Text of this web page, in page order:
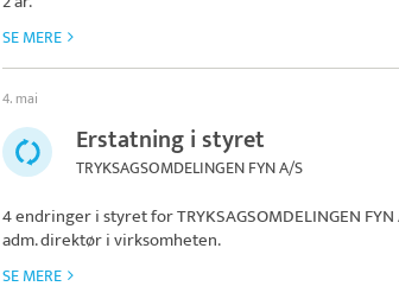
SE MERE
4. mai
Erstatning i styret
TRYKSAGSOMDELINGEN FYN A/S
4 endringer i styret forTRYKSAGSOMDELINGEN
adm. direktør i virksomheten.
SE MERE